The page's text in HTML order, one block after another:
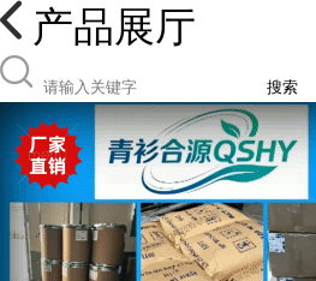
产品展厅
搜索